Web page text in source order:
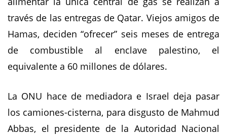
través de las entregas de Qatar. Viejos amigos de
Hamas, deciden “ofrecer” seis meses de entrega
de combustible al enclave palestino, el
equivalente a 60 millones de dólares.
La ONU hace de mediadora e Israel deja pasar
los camiones-cisterna, para disgusto de Mahmud
Abbas, el presidente de la Autoridad Nacional